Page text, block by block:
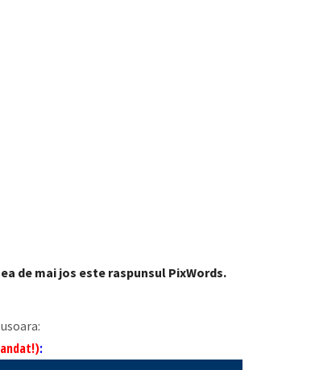
de mai jos este raspunsul PixWords.
: